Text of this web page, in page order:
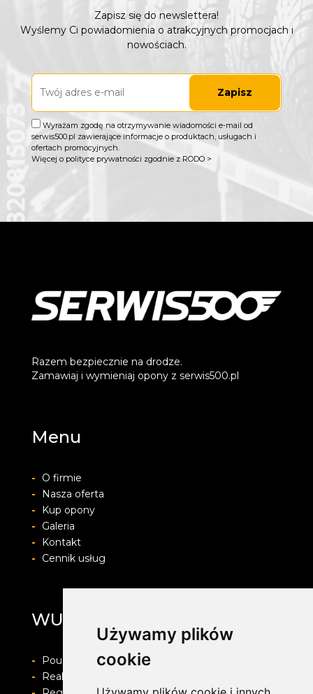
Używamy plików
cookie
Zapisz się do newslettera!
Wyślemy Ci powiadomienia o atrakcyjnych promocjach i
nowościach.
Zapisz
Wyrażam zgodę na otrzymywanie wiadomości e-mail od
serwis500.pl zawierające informacje o produktach, usługach i
ofertach promocyjnych.
Więcej o polityce prywatności zgodnie z RODO >
Razem bezpiecznie na drodze.
Zamawiaj i wymieniaj opony z serwis500.pl
Menu
-
O firmie
-
Nasza oferta
-
Kup opony
-
Galeria
-
Kontakt
-
Cennik usług
WULKAN
-
Pouczenie o prawie do odstapienia od umowy
-
Realizacja zamówienia i formy płatności